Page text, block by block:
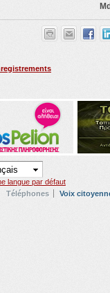
langue par défaut
Téléphones
Voix